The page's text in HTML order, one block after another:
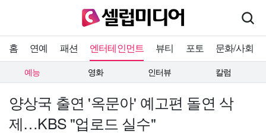
홈 연예 패션 엔터테인먼트 뷰티 포토 문화/사회
예능 영화 인터뷰 칼럼
양상국 출연 '옥문아' 예고편 돌연 삭
제…KBS "업로드 실수"